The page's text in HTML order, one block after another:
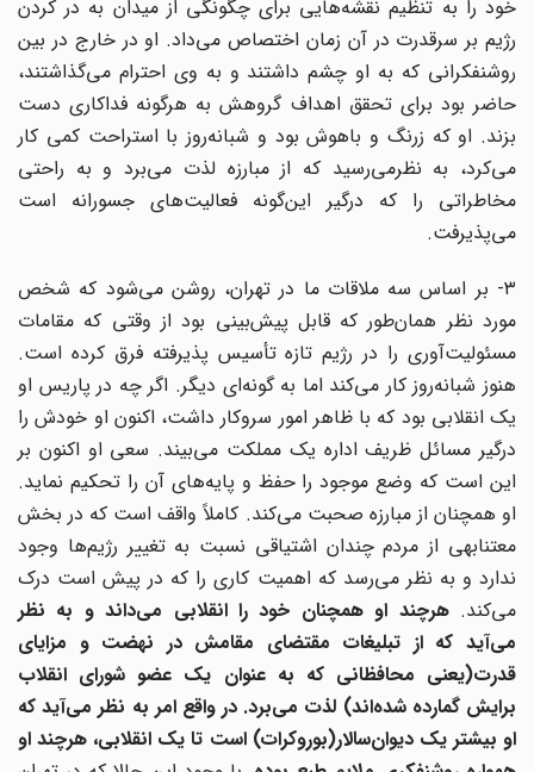
خود را به تنظیم نقشه‌هایی برای چگونگی از میدان به در کردن
رژیم بر سرقدرت در آن زمان اختصاص می‌داد. او در خارج در بین
روشنفکرانی که به او چشم داشتند و به وی احترام می‌گذاشتند،
حاضر بود برای تحقق اهداف گروهش به هرگونه فداکاری دست
بزند. او که زرنگ و باهوش بود و شبانه‌روز با استراحت کمی کار
می‌کرد، به نظرمی‌رسید که از مبارزه لذت می‌برد و به راحتی
مخاطراتی را که درگیر این‌گونه فعالیت‌های جسورانه است
می‌پذیرفت.
۳- بر اساس سه ملاقات ما در تهران، روشن می‌شود که شخص
مورد نظر همان‌طور که قابل پیش‌بینی بود از وقتی که مقامات
مسئولیت‌آوری را در رژیم تازه تأسیس پذیرفته فرق کرده است.
هنوز شبانه‌روز کار می‌کند اما به گونه‌ای دیگر. اگر چه در پاریس او
یک انقلابی بود که با ظاهر امور سروکار داشت، اکنون او خودش را
درگیر مسائل ظریف اداره یک مملکت می‌بیند. سعی او اکنون بر
این است که وضع موجود را حفظ و پایه‌های آن را تحکیم نماید.
او همچنان از مبارزه صحبت می‌کند. کاملاً واقف است که در بخش
معتنابهی از مردم چندان اشتیاقی نسبت به تغییر رژیم‌ها وجود
ندارد و به نظر می‌رسد که اهمیت کاری را که در پیش است درک
می‌کند.هرچند او همچنان خود را انقلابی می‌داند و به نظر
می‌آید که از تبلیغات مقتضای مقامش در نهضت و مزایای
قدرت(یعنی محافظانی که به عنوان یک عضو شورای انقلاب
برایش گمارده شده‌اند) لذت می‌برد. در واقع امر به نظر می‌آید که
او بیشتر یک دیوانسالار(بوروکرات) است تا یک انقلابی، هرچند او